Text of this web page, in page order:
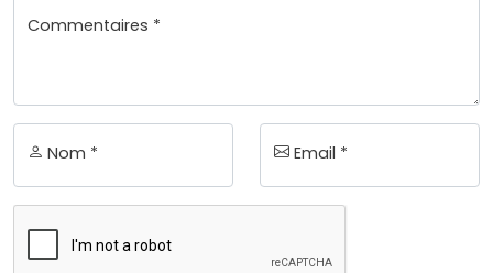
Commentaires *
Nom * Email *